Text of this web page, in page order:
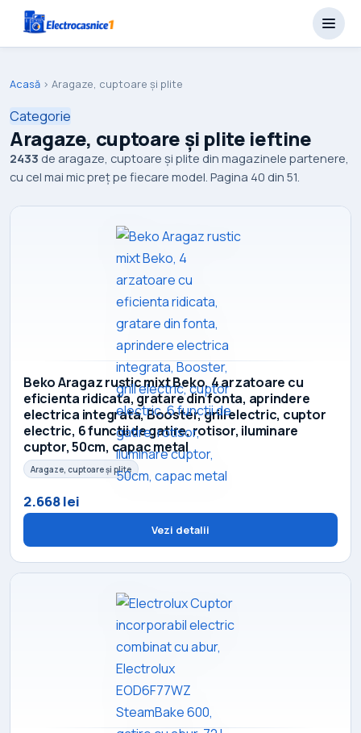
Acasă › Aragaze, cuptoare și plite
Categorie
Aragaze, cuptoare și plite ieftine
2433 de aragaze, cuptoare și plite din magazinele partenere,
cu cel mai mic preț pe fiecare model. Pagina 40 din 51.
Beko Aragaz rustic mixt Beko, 4 arzatoare cu
eficienta ridicata, gratare din fonta, aprindere
electrica integrata, Booster, grill electric, cuptor
electric, 6 functii de gatire, rotisor, iluminare
cuptor, 50cm, capac metal
Aragaze, cuptoare și plite
2.668 lei
Vezi detalii